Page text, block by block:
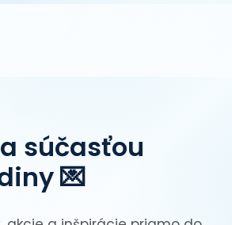
súčasťou
💌